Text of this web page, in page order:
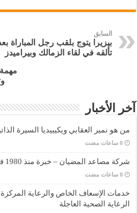
السابق
بيزيرا يتوج بلقب رجل المباراة
تألقه في لقاء الزمالك وبيراميدز
آخر الأخبار
من هو نمير العقابي ويكيبيديا السيرة
‏8 ساعات مضت
شركة مصاعد المضيان – خبرة منذ 1980 في حلول المصاعد بالكويت
‏8 ساعات مضت
خدمات الإسعاف الخاص والرعاية
الرعاية الصحية العاجلة